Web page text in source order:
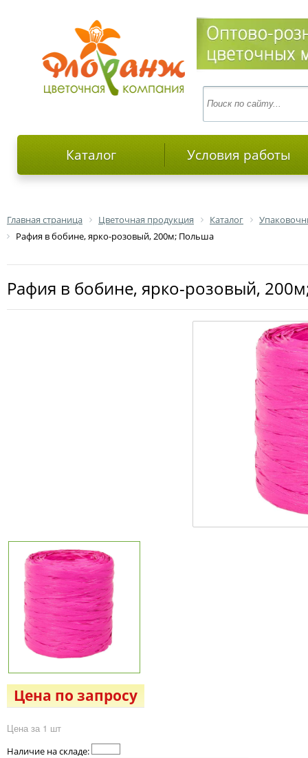
Каталог Условия работы
Главная страница Цветочная продукция Каталог
Рафия в бобине, ярко-розовый, 200м; Польша
Рафия в бобине, ярко-розовый,
Цена по запросу
Цена за 1 шт
Наличие на складе: